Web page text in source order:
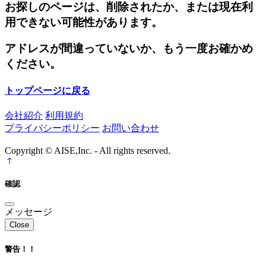
お探しのページは、削除されたか、または現在利
用できない可能性があります。
アドレスが間違っていないか、もう一度お確かめ
ください。
トップページに戻る
会社紹介 利用規約
プライバシーポリシー お問い合わせ
Copyright © AISE,Inc. - All rights reserved.
確認
メッセージ
Close
警告！！